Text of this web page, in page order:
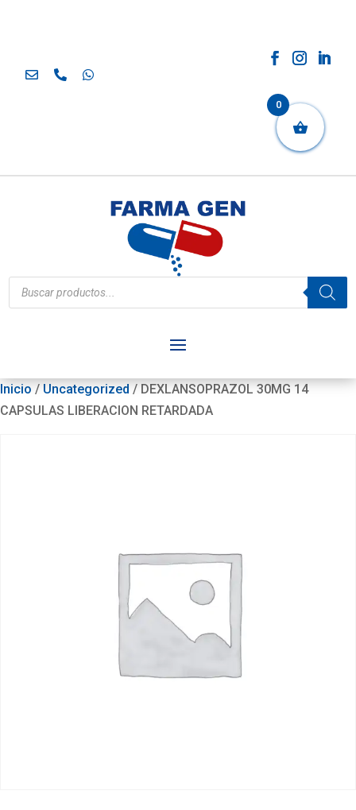
Búsqueda
de
productos
Inicio / Uncategorized / DEXLANSOPRAZOL 30MG 14
CAPSULAS LIBERACION RETARDADA
0